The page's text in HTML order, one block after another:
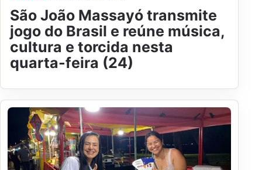
São João Massayó transmite
jogo do Brasil e reúne música,
cultura e torcida nesta
quarta-feira (24)